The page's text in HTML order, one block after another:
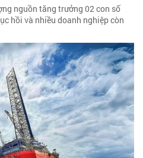
nguồn tăng trưởng 02 con số
hồi và nhiều doanh nghiệp còn